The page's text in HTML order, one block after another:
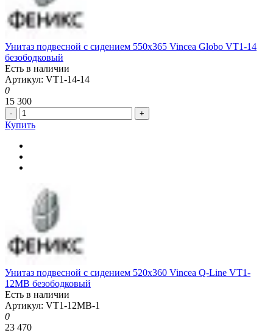
Унитаз подвесной с сидением 550x365 Vincea Globo VT1-14
безободковый
Есть в наличии
Артикул: VT1-14-14
0
15 300
- +
Купить
Унитаз подвесной с сидением 520x360 Vincea Q-Line VT1-
12MB безободковый
Есть в наличии
Артикул: VT1-12MB-1
0
23 470